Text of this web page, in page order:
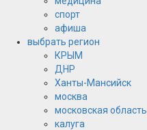
спорт
афиша
выбрать регион
КРЫМ
ДНР
Ханты-Мансийск
москва
московская область
калуга